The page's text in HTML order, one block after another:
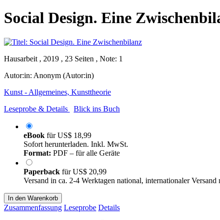
Social Design. Eine
Hausarbeit , 2019 , 23 Seiten , Note: 1
Autor:in: Anonym (Autor:in)
Kunst - Allgemeines, Kunsttheorie
Leseprobe & Details
Blick ins Buch
eBook fürUS$ 18,99
Sofort herunterladen. Inkl. MwSt.
Format: PDF – für alle Geräte
Paperback fürUS$ 20,99
Versand in ca. 2-4 Werktagen national, internationaler Versand
In den Warenkorb
Zusammenfassung Leseprobe Details